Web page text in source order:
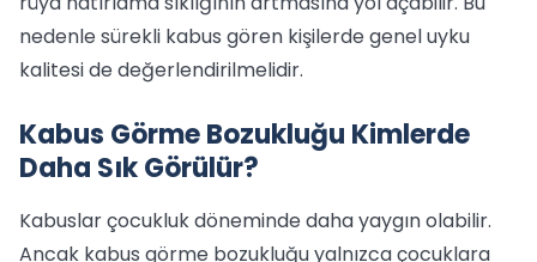
nedenle sürekli kabus gören kişilerde genel uyku
kalitesi de değerlendirilmelidir.
Kabus Görme Bozukluğu Kimlerde
Daha Sık Görülür?
Kabuslar çocukluk döneminde daha yaygın olabilir.
Ancak kabus görme bozukluğu yalnızca çocuklara